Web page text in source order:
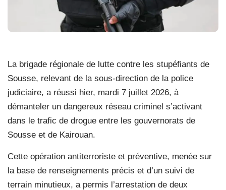
La brigade régionale de lutte contre les stupéfiants de
Sousse, relevant de la sous-direction de la police
judiciaire, a réussi hier, mardi 7 juillet 2026, à
démanteler un dangereux réseau criminel s’activant
dans le trafic de drogue entre les gouvernorats de
Sousse et de Kairouan.
Cette opération antiterroriste et préventive, menée sur
la base de renseignements précis et d’un suivi de
terrain minutieux, a permis l’arrestation de deux